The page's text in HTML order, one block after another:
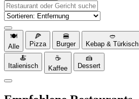
🍽️
Alle
🍕
Pizza
🍔
Burger
🥙
Kebap & Türkisch
🍝
Italienisch
☕
Kaffee
🍰
Dessert